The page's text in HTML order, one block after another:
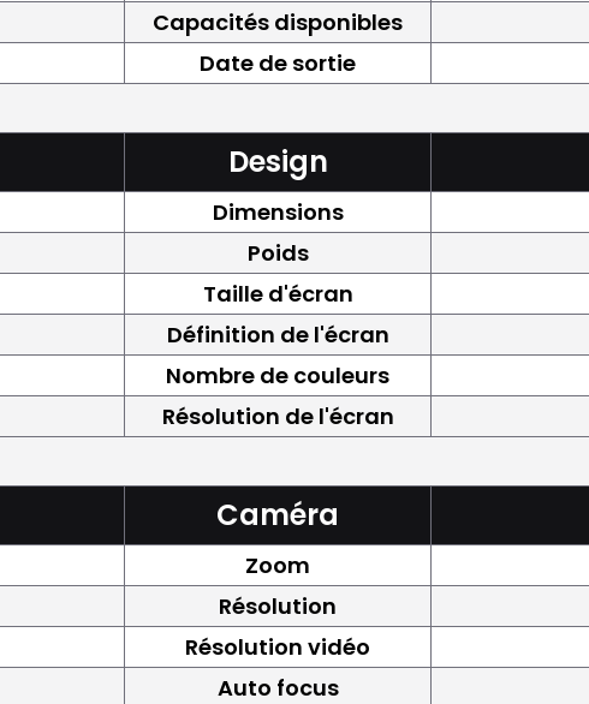
Capacités disponibles
Date de sortie
Design
Dimensions
Poids
Taille d'écran
Définition de l'écran
Nombre de couleurs
Résolution de l'écran
Caméra
Zoom
Résolution
Résolution vidéo
Auto focus